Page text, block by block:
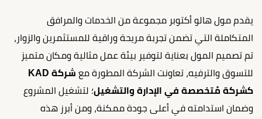
يقدم مول هالو أكتوبر مجموعة من الخدمات والمرافق
المتكاملة التي تضمن تجربة مريحة وراقية للمستثمرين والزوار،
تم تصميم المول بعناية لتوفير بيئة عمل مثالية ومكان متميز
للتسوق والترفيه، تعاونت الشركة المطورة مع
شركة KAD
كشركة مُتخصصة في الإدارة والتشغيل؛ لتشغيل المشروع
وضمان استدامته في أعلى جودة ممكنة، ومن أبرز هذه